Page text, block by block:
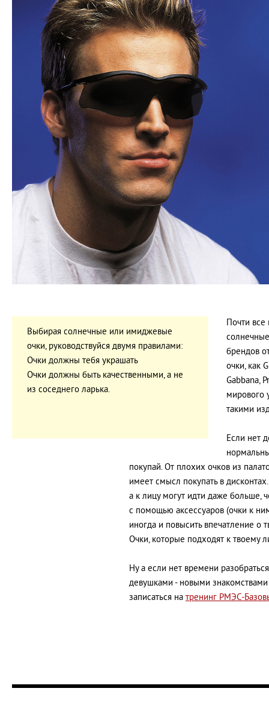
Выбирая солнечные или имиджевые
очки, руководствуйся двумя правилами:
Очки должны тебя украшать
Очки должны быть качественными, а не
из соседнего ларька.
Почти
брендов
очки, как
Gabbana,
мирового
такими
Если нет
покупай. От плохих очков из
имеет смысл покупать в
а к лицу могут идти даже
с помощью аксессуаров (очки к
иногда и повысить впечатление о
Очки, которые подходят к твоему
Ну а если нет времени
девушками - новыми
записаться на тренинг РМЭС-